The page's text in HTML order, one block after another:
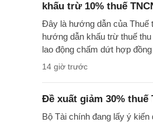
khấu trừ 10% thuế
Đây là hướng dẫn của Thuế
hướng dẫn khấu trừ thuế
lao động chấm dứt hợp đồng
14 giờ trước
Đề xuất giảm 30% thuế
Bộ Tài chính đang lấy ý